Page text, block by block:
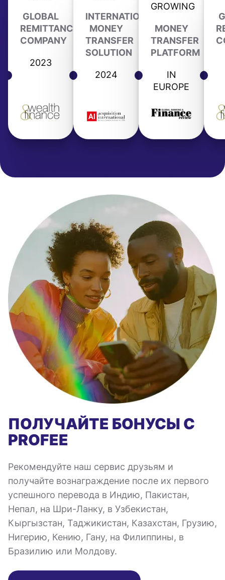
GLOBAL
REMITTANCE
COMPANY
2023
INTERNATIONAL
MONEY
TRANSFER
SOLUTION
2024
GROWING
MONEY
TRANSFER
PLATFORM
IN
EUROPE
ПОЛУЧАЙТЕ БОНУСЫ С
PROFEE
Рекомендуйте наш сервис друзьям и
получайте вознаграждение после их первого
успешного перевода в Индию, Пакистан,
Непал, на Шри-Ланку, в Узбекистан,
Кыргызстан, Таджикистан, Казахстан, Грузию,
Нигерию, Кению, Гану, на Филиппины, в
Бразилию или Молдову.